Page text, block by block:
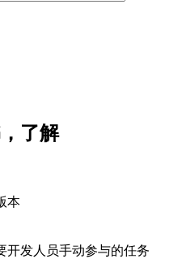
了解
本
开发人员手动参与的任务